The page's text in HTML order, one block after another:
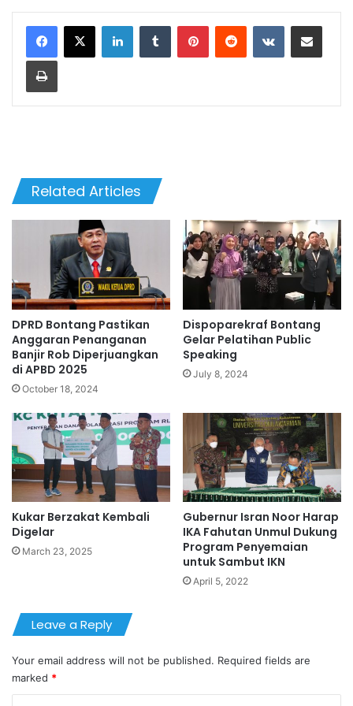
LinkedInTumblr PinterestReddit VKontakteShare via Email
Print
Related Articles
DPRD Bontang Pastikan
Anggaran Penanganan
Banjir Rob Diperjuangkan
di APBD 2025
October 18, 2024
Dispoparekraf Bontang
Gelar Pelatihan Public
Speaking
July 8, 2024
Kukar Berzakat Kembali
Digelar
March 23, 2025
Gubernur Isran Noor Harap
IKA Fahutan Unmul Dukung
Program Penyemaian
untuk Sambut IKN
April 5, 2022
Leave a Reply
Your email address will not be published. Required fields are
marked *